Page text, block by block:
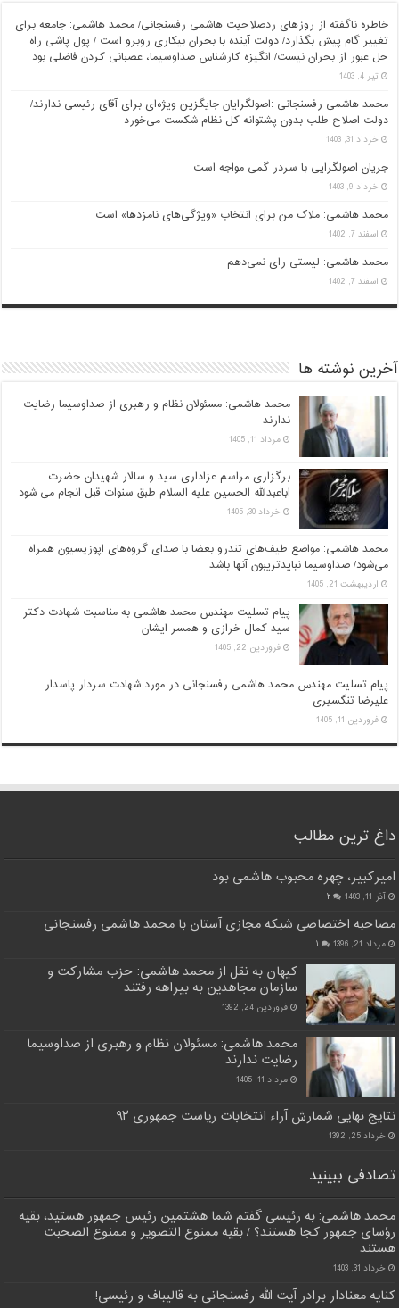
خاطره ناگفته از روزهای ردصلاحیت هاشمی رفسنجانی/ محمد هاشمی: جامعه برای
تغییر گام پیش بگذارد/ دولت آینده با بحران بیکاری روبرو است / پول پاشی راه
حل عبور از بحران نیست/ انگیزه کارشناس صداوسیما، عصبانی کردن فاضلی بود
تیر 4, 1403
محمد هاشمی رفسنجانی :اصولگرایان جایگزین ویژه‌ای برای آقای رئیسی ندارند/
دولت اصلاح طلب بدون پشتوانه کل نظام شکست می‌خورد
خرداد 31, 1403
جریان اصولگرایی با سردر گمی مواجه است
خرداد 9, 1403
محمد هاشمی: ملاک من برای انتخاب «ویژگی‌های نامزدها» است
اسفند 7, 1402
محمد هاشمی: لیستی رای نمی‌دهم
اسفند 7, 1402
آخرین نوشته ها
محمد هاشمی: مسئولان نظام و رهبری از صداوسیما رضایت
ندارند
مرداد 11, 1405
برگزاری مراسم عزاداری سید و سالار شهیدان حضرت
اباعبدالله الحسین علیه السلام طبق سنوات قبل انجام می شود
خرداد 30, 1405
محمد هاشمی: مواضع طیف‌های تندرو بعضا با صدای گروه‌های اپوزیسیون همراه
می‌شود/ صداوسیما نبایدتریبون آنها باشد
اردیبهشت 21, 1405
پیام تسلیت مهندس محمد هاشمی به مناسبت شهادت دکتر
سید کمال خرازی و همسر ایشان
فروردین 22, 1405
پیام تسلیت مهندس محمد هاشمی رفسنجانی در مورد شهادت سردار پاسدار
علیرضا تنگسیری
فروردین 11, 1405
داغ ترین مطالب
امیرکبیر، چهره محبوب هاشمی بود
آذر 11, 1403 ۲
مصاحبه اختصاصی شبکه مجازی آستان با محمد هاشمی رفسنجانی
مرداد 21, 1396 ۱
کیهان به نقل از محمد هاشمی: حزب مشارکت و
سازمان مجاهدین به بیراهه رفتند
فروردین 24, 1392
محمد هاشمی: مسئولان نظام و رهبری از صداوسیما
رضایت ندارند
مرداد 11, 1405
نتایج نهایی شمارش آراء انتخابات ریاست جمهوری ۹۲
خرداد 25, 1392
تصادفی ببینید
محمد هاشمی: به رئیسی گفتم شما هشتمین رئیس جمهور هستید، بقیه
رؤسای جمهور کجا هستند؟ / بقیه ممنوع التصویر و ممنوع الصحبت
هستند
خرداد 31, 1403
کنایه معنادار برادر آیت الله رفسنجانی به قالیباف و رئیسی!